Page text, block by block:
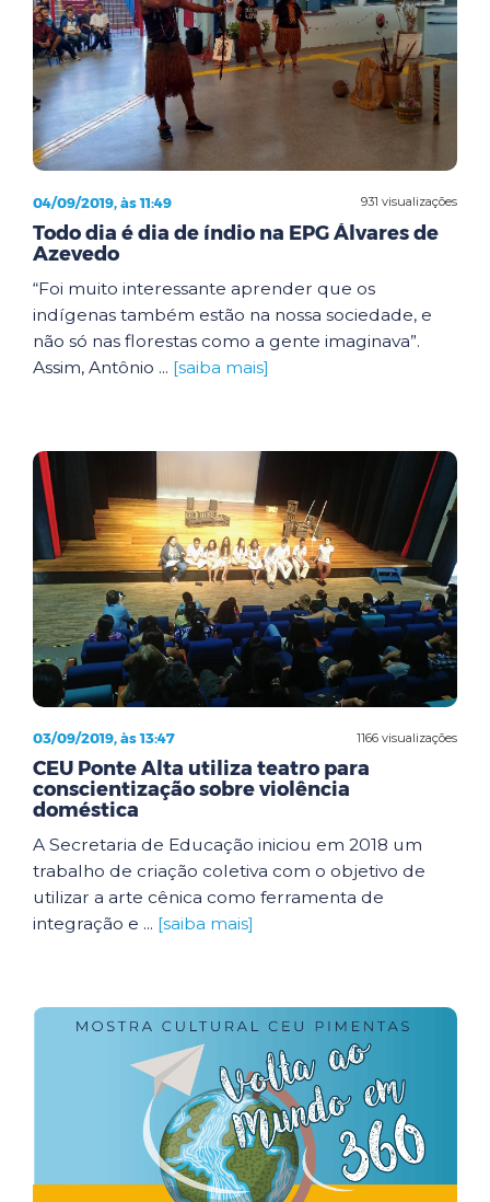
931 visualizações
04/09/2019, às 11:49
Todo dia é dia de índio na EPG Álvares de
Azevedo
“Foi muito interessante aprender que os
indígenas também estão na nossa sociedade, e
não só nas florestas como a gente imaginava”.
Assim, Antônio ... [saiba mais]
1166 visualizações
03/09/2019, às 13:47
CEU Ponte Alta utiliza teatro para
conscientização sobre violência
doméstica
A Secretaria de Educação iniciou em 2018 um
trabalho de criação coletiva com o objetivo de
utilizar a arte cênica como ferramenta de
integração e ... [saiba mais]